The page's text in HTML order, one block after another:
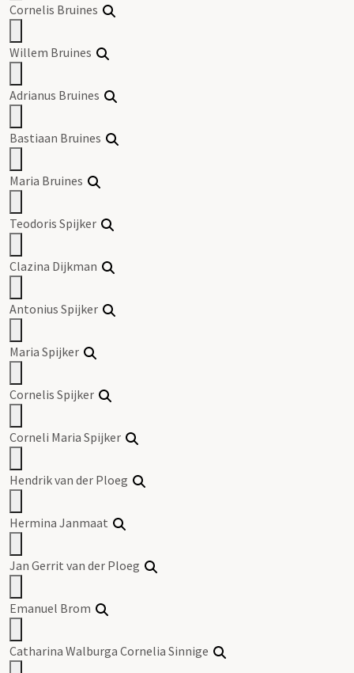
Cornelis Bruines
Willem Bruines
Adrianus Bruines
Bastiaan Bruines
Maria Bruines
Teodoris Spijker
Clazina Dijkman
Antonius Spijker
Maria Spijker
Cornelis Spijker
Corneli Maria Spijker
Hendrik van der Ploeg
Hermina Janmaat
Jan Gerrit van der Ploeg
Emanuel Brom
Catharina Walburga Cornelia Sinnige